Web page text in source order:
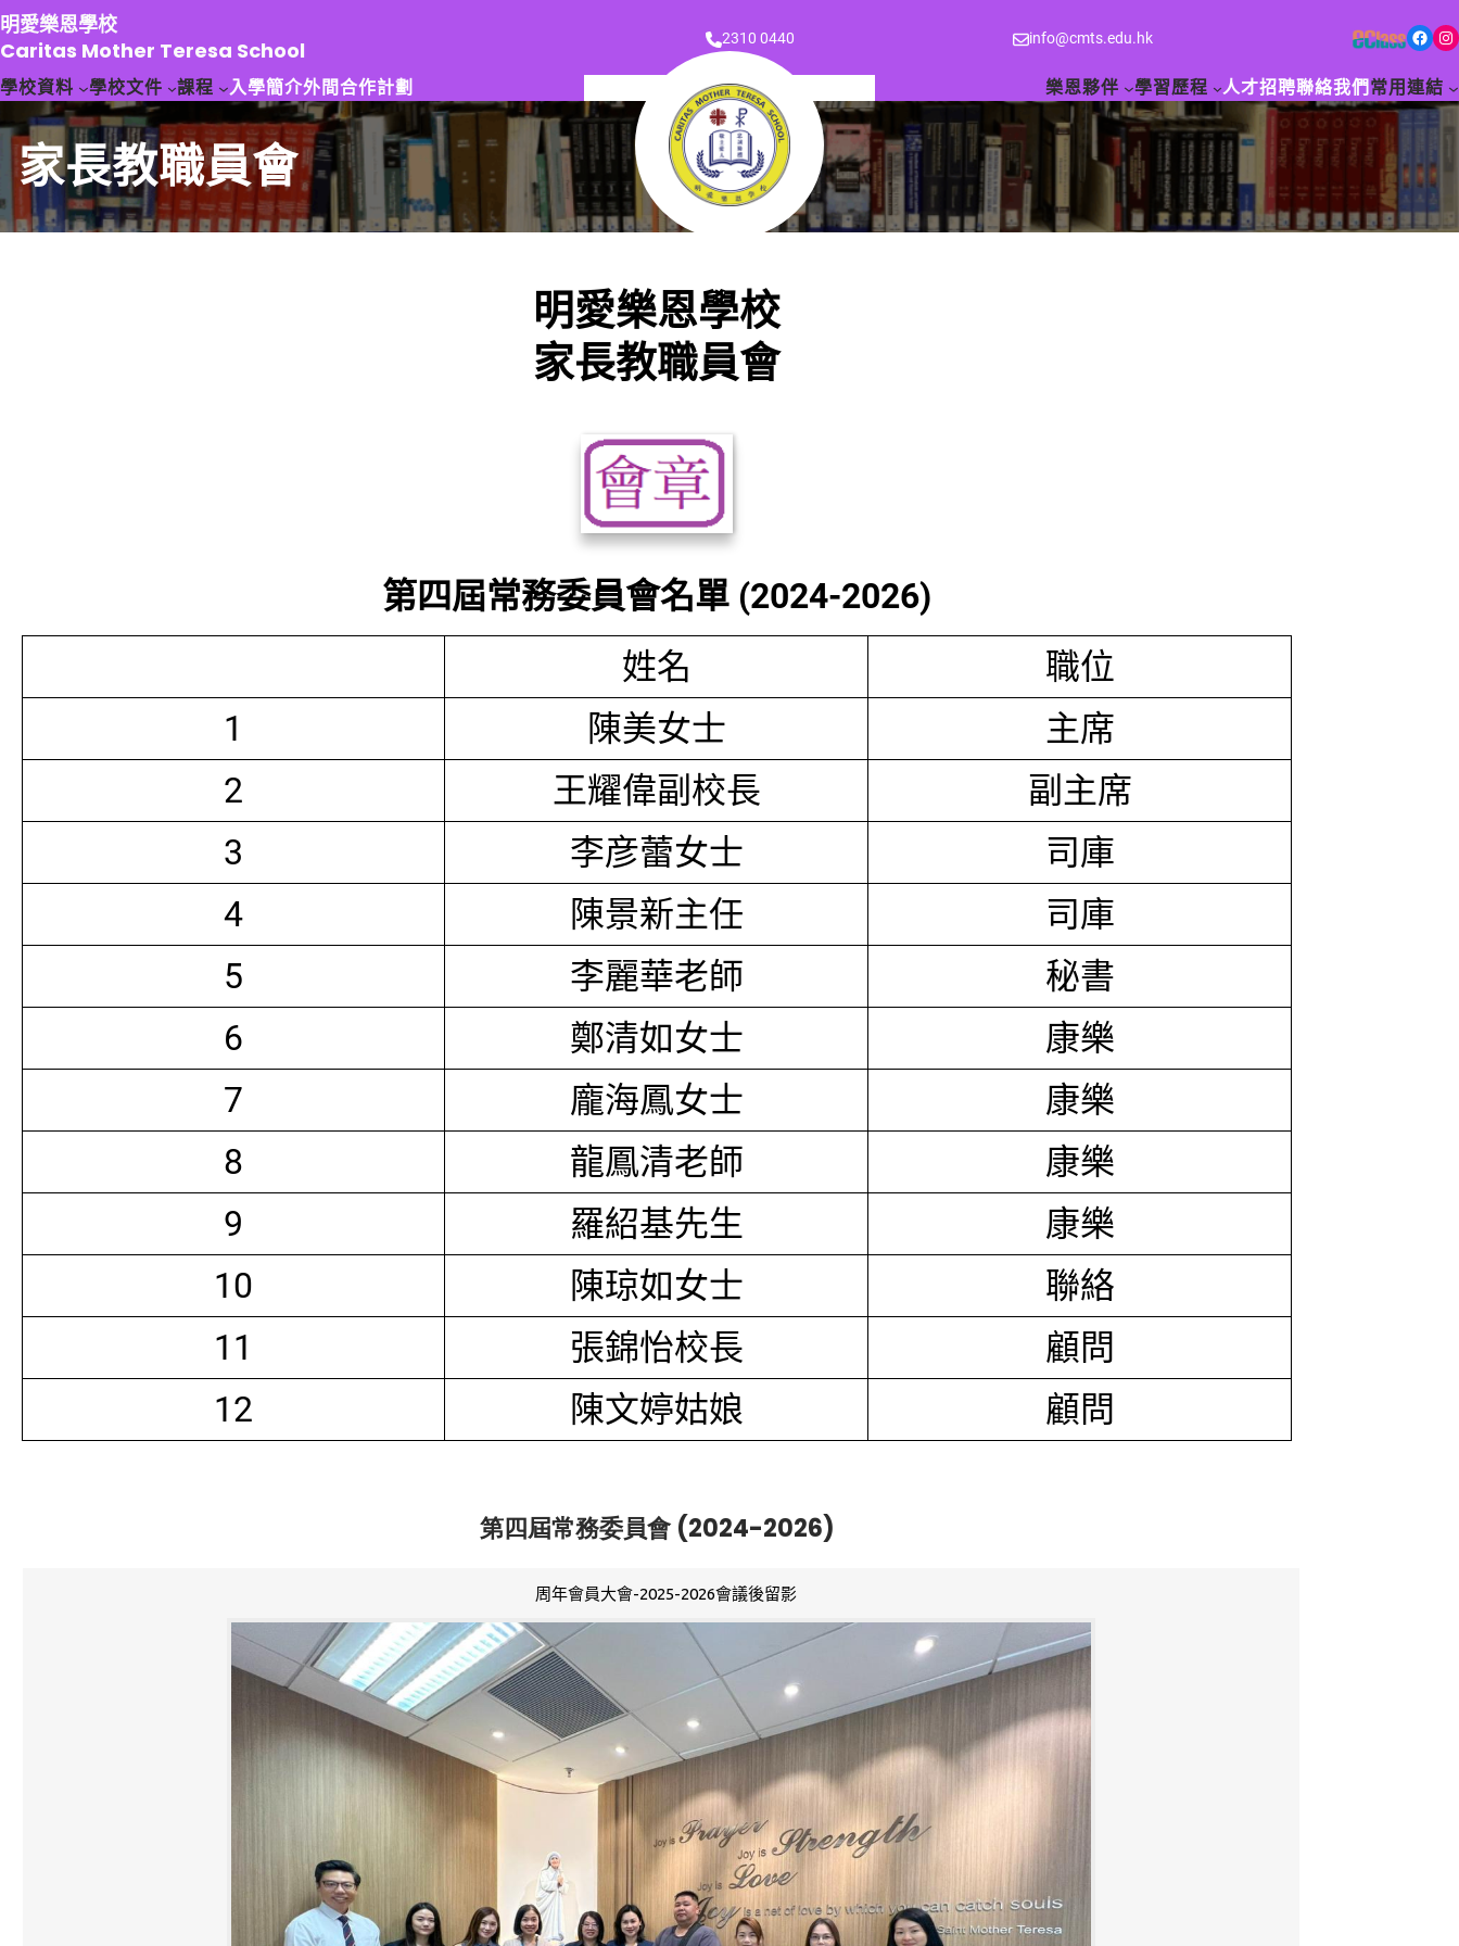
跳
至
主
要
容
明愛樂恩學校
Caritas Mother Teresa School
2310 0440 info@cmts.edu.hk Facebook Instagram
學校資料 學校文件 課程 入學簡介外間合作計劃 樂恩夥伴 學習歷程 人才招聘聯絡我們 常用連結
家長教職員會
明愛樂恩學校
家長教職員會
第四屆常務委員會名單 (2024-2026)
姓名
職位
1
陳美女士
主席
2
王耀偉副校長
副主席
3
李彦蕾女士
司庫
4
陳景新主任
司庫
5
李麗華老師
秘書
6
鄭清如女士
康樂
7
龐海鳳女士
康樂
8
龍鳳清老師
康樂
9
羅紹基先生
康樂
10
陳琼如女士
聯絡
11
張錦怡校長
顧問
12
陳文婷姑娘 顧問
第四屆常務委員會 (2024-2026)
周年會員大會-2025-2026會議後留影